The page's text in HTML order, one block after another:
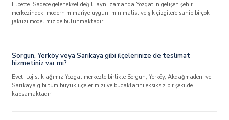
Elbette. Sadece geleneksel değil, aynı zamanda Yozgat'ın gelişen şehir
merkezindeki modern mimariye uygun, minimalist ve şık çizgilere sahip birçok
jakuzi modelimiz de bulunmaktadır.
Sorgun, Yerköy veya Sarıkaya gibi ilçelerinize de teslimat
hizmetiniz var mı?
Evet. Lojistik ağımız Yozgat merkezle birlikte Sorgun, Yerköy, Akdağmadeni ve
Sarıkaya gibi tüm büyük ilçelerimizi ve bucaklarını eksiksiz bir şekilde
kapsamaktadır.